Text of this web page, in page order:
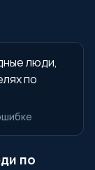
люди,
по
по